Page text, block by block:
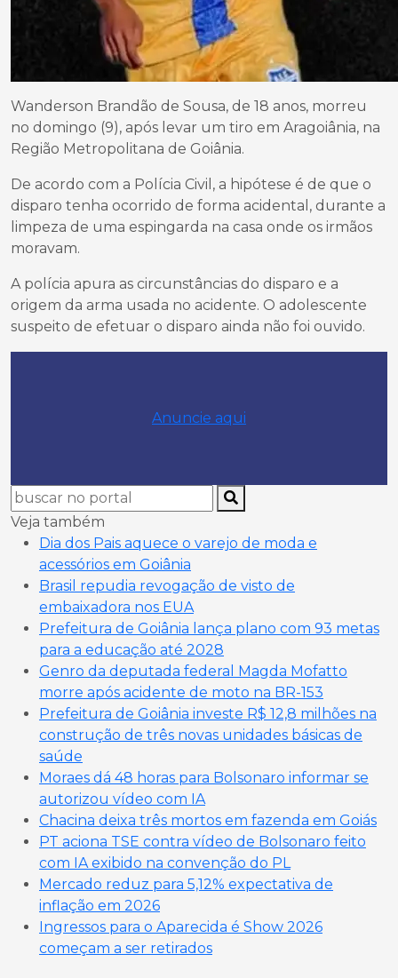
Wanderson Brandão de Sousa, de 18 anos, morreu
no domingo (9), após levar um tiro em Aragoiânia, na
Região Metropolitana de Goiânia.
De acordo com a Polícia Civil, a hipótese é de que o
disparo tenha ocorrido de forma acidental, durante a
limpeza de uma espingarda na casa onde os irmãos
moravam.
A polícia apura as circunstâncias do disparo e a
origem da arma usada no acidente. O adolescente
suspeito de efetuar o disparo ainda não foi ouvido.
Anuncie aqui
Veja também
Dia dos Pais aquece o varejo de moda e
acessórios em Goiânia
Brasil repudia revogação de visto de
embaixadora nos EUA
Prefeitura de Goiânia lança plano com 93 metas
para a educação até 2028
Genro da deputada federal Magda Mofatto
morre após acidente de moto na BR-153
Prefeitura de Goiânia investe R$ 12,8 milhões na
construção de três novas unidades básicas de
saúde
Moraes dá 48 horas para Bolsonaro informar se
autorizou vídeo com IA
Chacina deixa três mortos em fazenda em Goiás
PT aciona TSE contra vídeo de Bolsonaro feito
com IA exibido na convenção do PL
Mercado reduz para 5,12% expectativa de
inflação em 2026
Ingressos para o Aparecida é Show 2026
começam a ser retirados